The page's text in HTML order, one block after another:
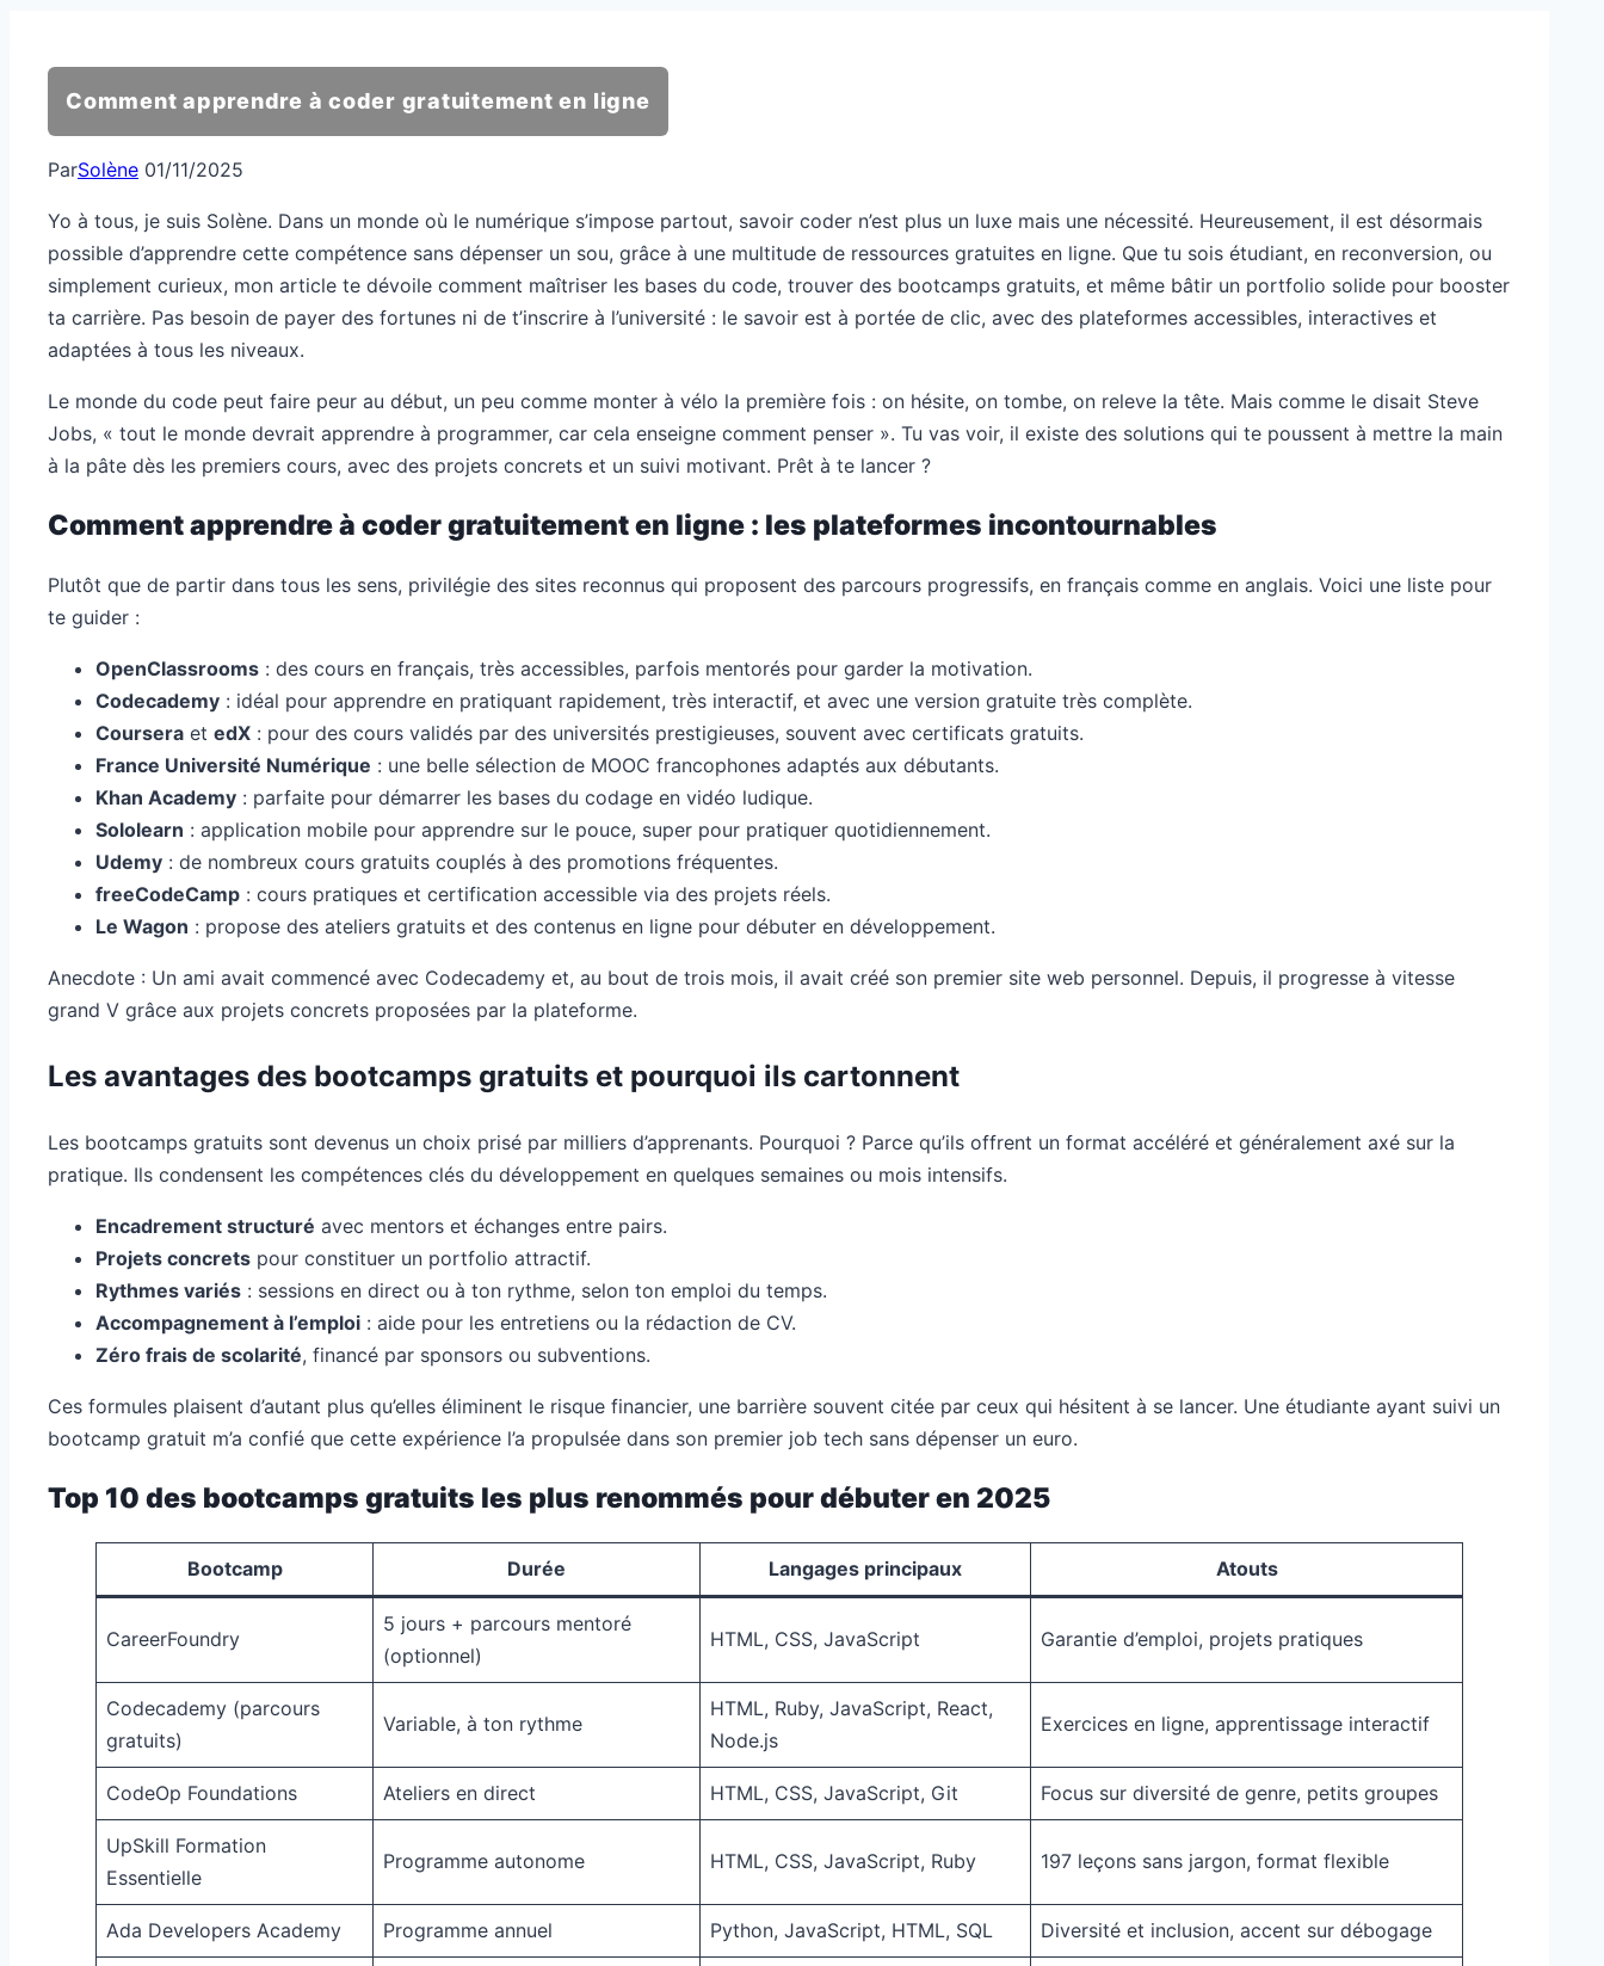
Comment apprendre à coder gratuitement en ligne
ParSolène 01/11/2025
Yo à tous, je suis Solène. Dans un monde où le numérique s’impose partout, savoir coder n’est plus un luxe mais une nécessité. Heureusement, il est désormais
possible d’apprendre cette compétence sans dépenser un sou, grâce à une multitude de ressources gratuites en ligne. Que tu sois étudiant, en reconversion, ou
simplement curieux, mon article te dévoile comment maîtriser les bases du code, trouver des bootcamps gratuits, et même bâtir un portfolio solide pour booster
ta carrière. Pas besoin de payer des fortunes ni de t’inscrire à l’université : le savoir est à portée de clic, avec des plateformes accessibles, interactives et
adaptées à tous les niveaux.
Le monde du code peut faire peur au début, un peu comme monter à vélo la première fois : on hésite, on tombe, on releve la tête. Mais comme le disait Steve
Jobs, « tout le monde devrait apprendre à programmer, car cela enseigne comment penser ». Tu vas voir, il existe des solutions qui te poussent à mettre la main
à la pâte dès les premiers cours, avec des projets concrets et un suivi motivant. Prêt à te lancer ?
Comment apprendre à coder gratuitement en ligne : les plateformes incontournables
Plutôt que de partir dans tous les sens, privilégie des sites reconnus qui proposent des parcours progressifs, en français comme en anglais. Voici une liste pour
te guider :
OpenClassrooms : des cours en français, très accessibles, parfois mentorés pour garder la motivation.
Codecademy : idéal pour apprendre en pratiquant rapidement, très interactif, et avec une version gratuite très complète.
Coursera et edX : pour des cours validés par des universités prestigieuses, souvent avec certificats gratuits.
France Université Numérique : une belle sélection de MOOC francophones adaptés aux débutants.
Khan Academy : parfaite pour démarrer les bases du codage en vidéo ludique.
Sololearn : application mobile pour apprendre sur le pouce, super pour pratiquer quotidiennement.
Udemy : de nombreux cours gratuits couplés à des promotions fréquentes.
freeCodeCamp : cours pratiques et certification accessible via des projets réels.
Le Wagon : propose des ateliers gratuits et des contenus en ligne pour débuter en développement.
Anecdote : Un ami avait commencé avec Codecademy et, au bout de trois mois, il avait créé son premier site web personnel. Depuis, il progresse à vitesse
grand V grâce aux projets concrets proposées par la plateforme.
Les avantages des bootcamps gratuits et pourquoi ils cartonnent
Les bootcamps gratuits sont devenus un choix prisé par milliers d’apprenants. Pourquoi ? Parce qu’ils offrent un format accéléré et généralement axé sur la
pratique. Ils condensent les compétences clés du développement en quelques semaines ou mois intensifs.
Encadrement structuré avec mentors et échanges entre pairs.
Projets concrets pour constituer un portfolio attractif.
Rythmes variés : sessions en direct ou à ton rythme, selon ton emploi du temps.
Accompagnement à l’emploi : aide pour les entretiens ou la rédaction de CV.
Zéro frais de scolarité, financé par sponsors ou subventions.
Ces formules plaisent d’autant plus qu’elles éliminent le risque financier, une barrière souvent citée par ceux qui hésitent à se lancer. Une étudiante ayant suivi un
bootcamp gratuit m’a confié que cette expérience l’a propulsée dans son premier job tech sans dépenser un euro.
Top 10 des bootcamps gratuits les plus renommés pour débuter en 2025
Bootcamp Durée Langages principaux Atouts
CareerFoundry
5 jours + parcours mentoré
(optionnel)
HTML, CSS, JavaScript Garantie d’emploi, projets pratiques
Codecademy (parcours
gratuits)
Variable, à ton rythme
HTML, Ruby, JavaScript, React,
Node.js
Exercices en ligne, apprentissage interactif
CodeOp Foundations Ateliers en direct HTML, CSS, JavaScript, Git Focus sur diversité de genre, petits groupes
UpSkill Formation
Essentielle
Programme autonome HTML, CSS, JavaScript, Ruby 197 leçons sans jargon, format flexible
Ada Developers Academy Programme annuel Python, JavaScript, HTML, SQL Diversité et inclusion, accent sur débogage